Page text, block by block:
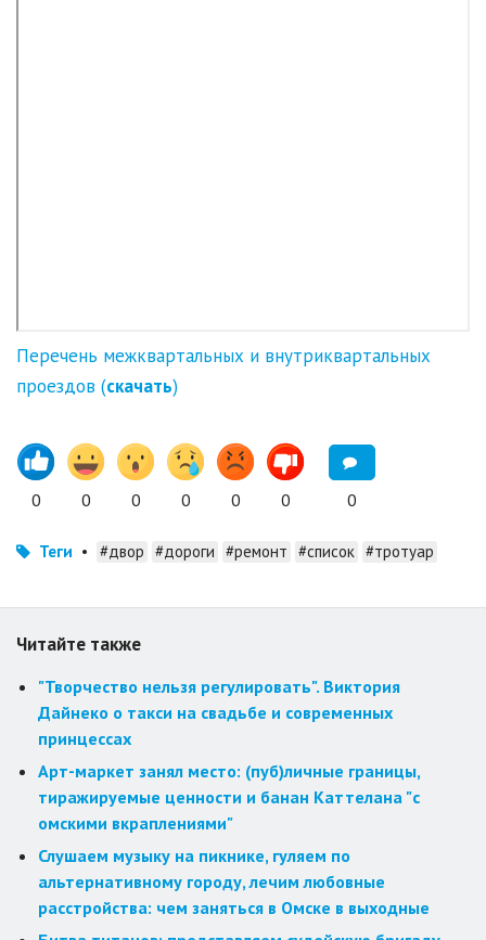
Перечень межквартальных и внутриквартальных
проездов (скачать)
0 0 0 0 0 0 0
Теги • #двор #дороги #ремонт #список #тротуар
Читайте также
"Творчество нельзя регулировать". Виктория
Дайнеко о такси на свадьбе и современных
принцессах
Арт-маркет занял место: (пуб)личные границы,
тиражируемые ценности и банан Каттелана "с
омскими вкраплениями"
Слушаем музыку на пикнике, гуляем по
альтернативному городу, лечим любовные
расстройства: чем заняться в Омске в выходные